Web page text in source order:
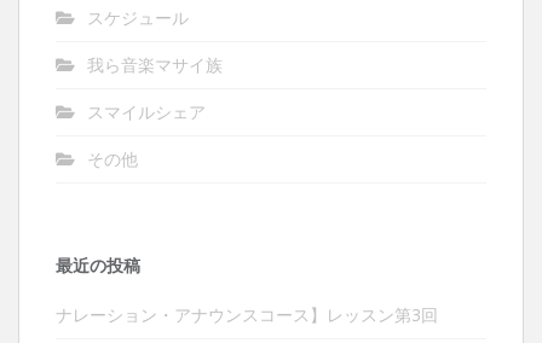
スケジュール
我ら音楽マサイ族
スマイルシェア
その他
最近の投稿
ナレーション・アナウンスコース】レッスン第3回